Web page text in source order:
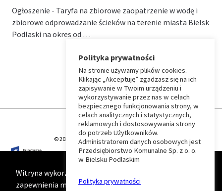
Ogłoszenie - Taryfa na zbiorowe zaopatrzenie w wodę i
zbiorowe odprowadzanie ścieków na terenie miasta Bielsk
Podlaski na okres od …
⏶
Wróć
do
początku
strony
© 2026 T-Matic Grupa Computer Plus Sp. z o.o.
Witryna wykorzystuje ciasteczka (cookies) w celu
zapewnienia maksymalnej wygody podczas korzystania
Polityka prywatności
Na stronie używamy plików cookies.
Klikając „Akceptuję” zgadzasz się na ich
zapisywanie w Twoim urządzeniu i
wykorzystywanie przez nas w celach
bezpiecznego funkcjonowania strony, w
celach analitycznych i statystycznych,
reklamowych i dostosowywania strony
do potrzeb Użytkowników.
Administratorem danych osobowych jest
Przedsiębiorstwo Komunalne Sp. z o. o.
w Bielsku Podlaskim
Polityka prywatności